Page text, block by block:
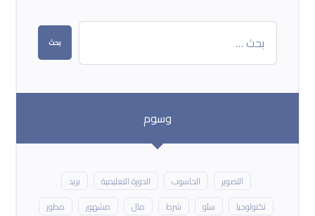
وسوم
التصوير الحاسوب الدورة التعليمية
بريد
تكنولوجيا
سئو شرط مال مشهور
مطور